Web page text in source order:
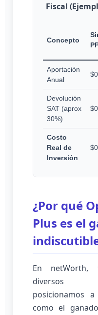
Fiscal
Concepto
Aportación
Anual
$0
Devolución
SAT (aprox
30%)
$0
Costo
Real de
Inversión
$0
¿Por qué
Plus es el
En netWorth,
diversos
posicionamos
como el